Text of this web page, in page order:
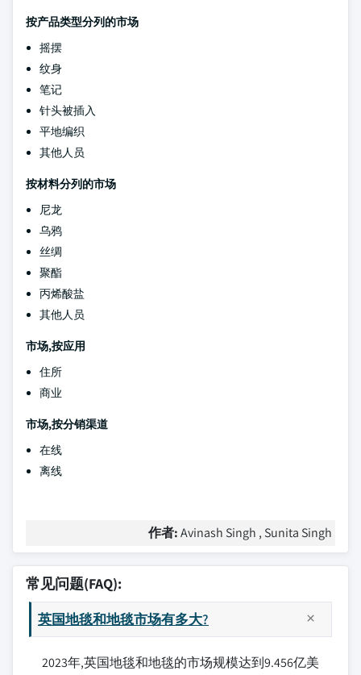
按产品类型分列的市场
摇摆
纹身
笔记
针头被插入
平地编织
其他人员
按材料分列的市场
尼龙
乌鸦
丝绸
聚酯
丙烯酸盐
其他人员
市场,按应用
住所
商业
市场,按分销渠道
在线
离线
作者:Avinash Singh , Sunita Singh
常见问题(FAQ):
英国地毯和地毯市场有多大?
2023年,英国地毯和地毯的市场规模达到9.456亿美